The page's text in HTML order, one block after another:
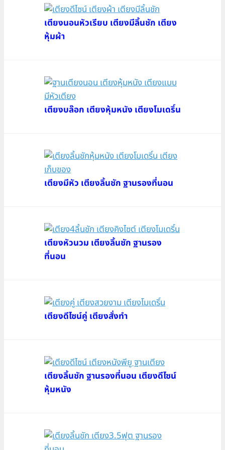
เตียงนอนหัวเรียบ เตียงมีลิ้นชัก เตียง
หุ้มผ้า
เตียงบล๊อก เตียงหุ้มหนัง เตียงโมเดริ์น
เตียงมีหัว เตียงลิ้นชัก ฐานรองที่นอน
เตียงหัวนวม เตียงลิ้นชัก ฐานรอง
ที่นอน
เตียงดีไซน์คู่ เตียงสั่งทำ
เตียงลิ้นชัก ฐานรองที่นอน เตียงดีไซน์
หุ้มหนัง